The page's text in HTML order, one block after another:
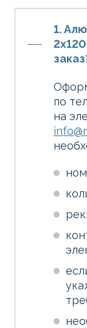
1.
по
на